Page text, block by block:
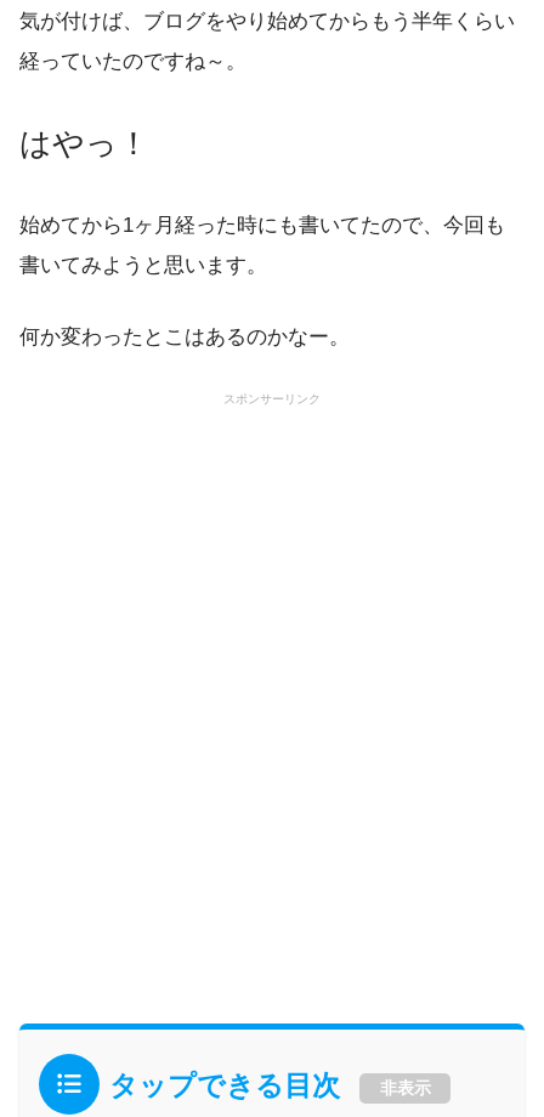
気が付けば、ブログをやり始めてからもう半年くらい
経っていたのですね～。
はやっ！
始めてから1ヶ月経った時にも書いてたので、今回も
書いてみようと思います。
何か変わったとこはあるのかなー。
スポンサーリンク
タップできる目次 非表示